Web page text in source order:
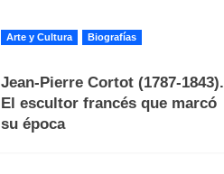
Arte y Cultura Biografías
Jean-Pierre Cortot (1787-1843).
El escultor francés que marcó
su época